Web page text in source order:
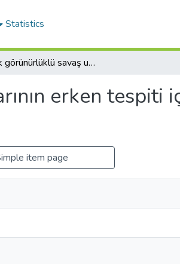
Statistics
Düşük görünürlüklü savaş uçaklarının erken tespiti için L-Bant hava radarı uygulaması
erken tespiti
item page